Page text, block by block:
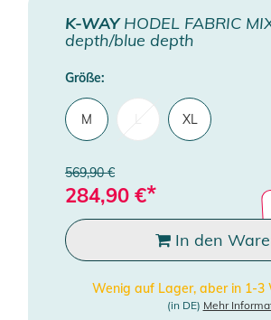
K-WAYHODEL FABRIC
depth/blue depth
Größe:
M XL
569,90 €
284,90 €*
In den
Wenig auf Lager, aber in 1-3
(in DE) Mehr